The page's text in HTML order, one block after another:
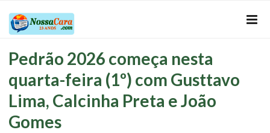
Pedrão 2026 começa nesta
quarta-feira (1º) com Gusttavo
Lima, Calcinha Preta e João
Gomes